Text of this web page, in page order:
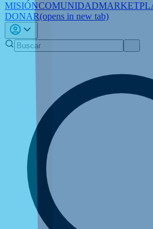
MISIÓNCOMUNIDAD
DONAR(opens in new tab)